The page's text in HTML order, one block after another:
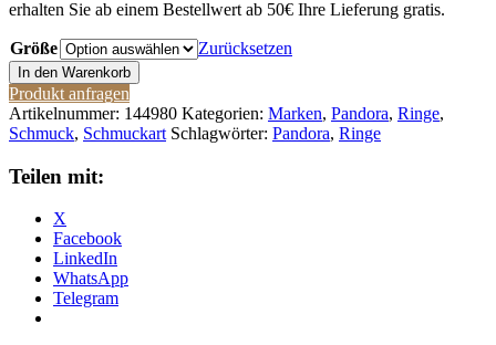
erhalten Sie ab einem Bestellwert ab 50€ Ihre Lieferung gratis.
Größe
Zurücksetzen
Pandora
Ring
180050C01
Menge
In den Warenkorb
Produkt anfragen
Artikelnummer: 144980 Kategorien: Marken, Pandora, Ringe,
Schmuck, Schmuckart Schlagwörter: Pandora, Ringe
Teilen mit:
X
Facebook
LinkedIn
WhatsApp
Telegram